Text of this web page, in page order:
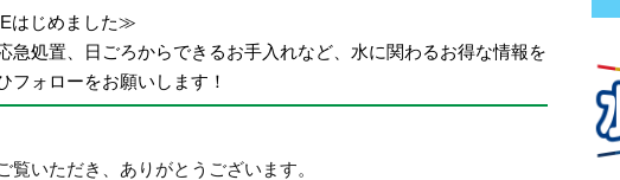
はじめました≫
急処置、日ごろからできるお手入れなど、水に関わるお得な情報を
フォローをお願いします！
覧いただき、ありがとうございます。